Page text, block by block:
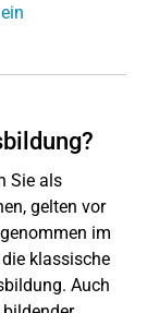
Sie als
gelten vor
im
klassische
Auch